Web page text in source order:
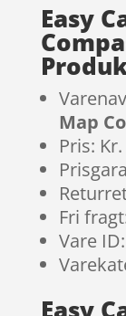
Easy
Map
Pris:
Fri
Vare
Easy